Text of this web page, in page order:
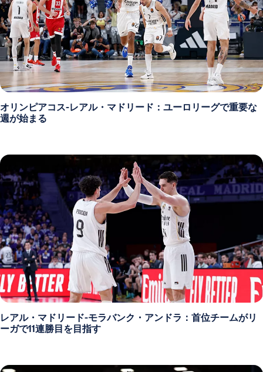
オリンピアコス-レアル・マドリード：ユーロリーグで重要な
週が始まる
レアル・マドリード-モラバンク・アンドラ：首位チームがリ
ーガで11連勝目を目指す